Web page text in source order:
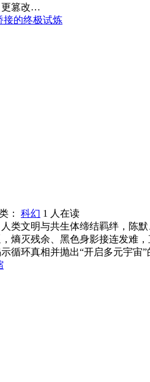
更篡改…
接的终极试炼
： 科幻 1 人在读
类文明与共生体缔结羁绊，陈
熵灭残余、黑色身影接连发难
循环真相并抛出“开启多元宇宙”